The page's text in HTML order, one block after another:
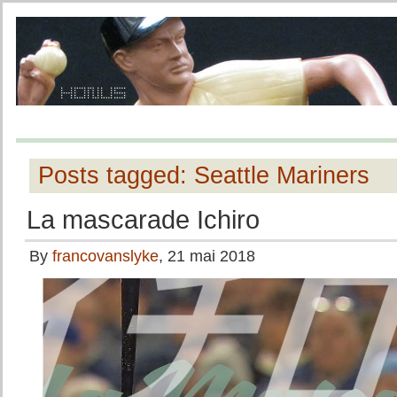
Posts tagged: Seattle Mariners
La mascarade Ichiro
By francovanslyke, 21 mai 2018